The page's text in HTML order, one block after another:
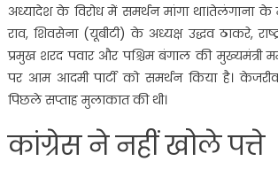
अध्यादेश के विरोध में समर्थन मांगा था।तेलंगाना के
राव, शिवसेना (यूबीटी) के अध्यक्ष उद्धव ठाकरे,
प्रमुख शरद पवार और पश्चिम बंगाल की मुख्यमंत्री
पर आम आदमी पार्टी को समर्थन किया है।
पिछले सप्ताह मुलाकात की थी।
कांग्रेस ने नहीं खोले पत्ते